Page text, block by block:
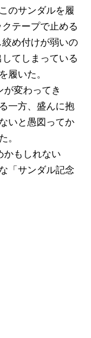
のサンダルを履
テープで止める
め付けが弱いの
てしまっている
履いた。
が変わってき
一方、盛んに抱
いと愚図ってか
。
かもしれない
「サンダル記念